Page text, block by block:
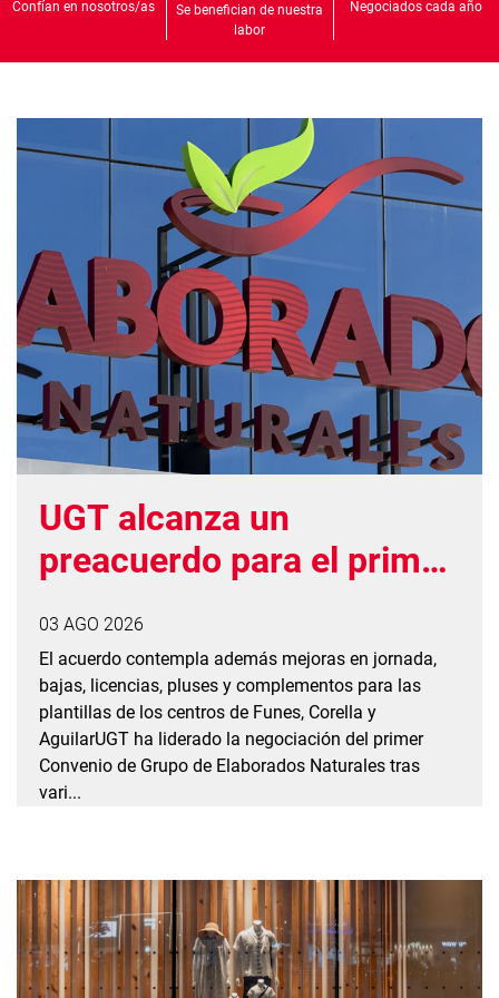
Confían en nosotros/as
Se benefician de nuestra
labor
Negociados cada año
UGT alcanza un
preacuerdo para el primer
Elaborados Naturales con
una subida salarial del
26%
03 AGO 2026
El acuerdo contempla además mejoras en jornada,
bajas, licencias, pluses y complementos para las
plantillas de los centros de Funes, Corella y
AguilarUGT ha liderado la negociación del primer
Convenio de Grupo de Elaborados Naturales tras
vari...